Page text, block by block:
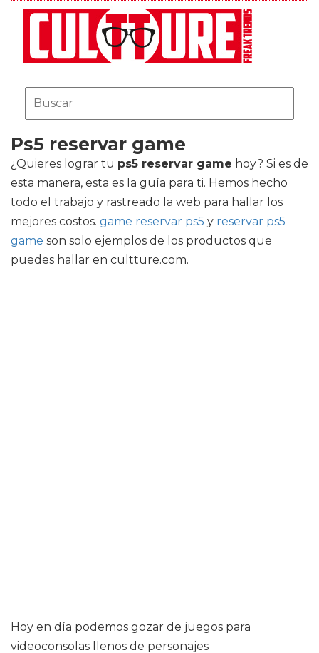
Ps5 reservar game
¿Quieres lograr tu ps5 reservar game hoy? Si es de
esta manera, esta es la guía para ti. Hemos hecho
todo el trabajo y rastreado la web para hallar los
mejores costos. game reservar ps5 y reservar ps5
game son solo ejemplos de los productos que
puedes hallar en cultture.com.
Hoy en día podemos gozar de juegos para
videoconsolas llenos de personajes